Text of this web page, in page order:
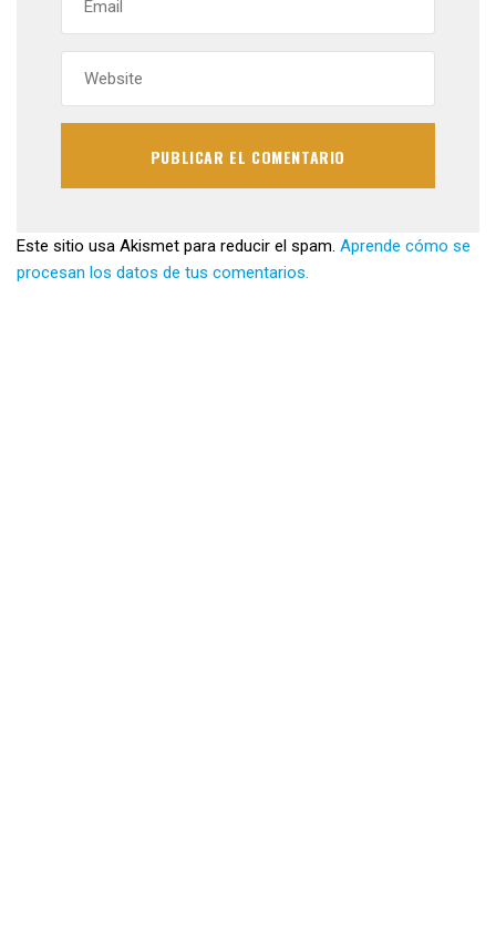
Este sitio usa Akismet para reducir el spam. Aprende cómo se
procesan los datos de tus comentarios.